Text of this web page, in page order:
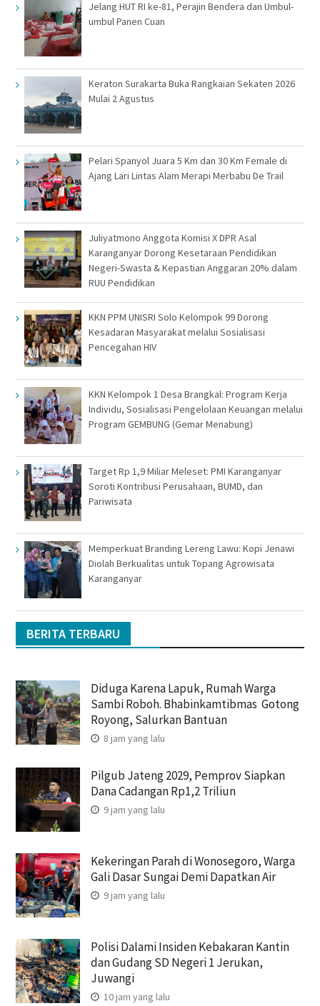
Jelang HUT RI ke-81, Perajin Bendera dan Umbul-
umbul Panen Cuan
Keraton Surakarta Buka Rangkaian Sekaten 2026
Mulai 2 Agustus
Pelari Spanyol Juara 5 Km dan 30 Km Female di
Ajang Lari Lintas Alam Merapi Merbabu De Trail
Juliyatmono Anggota Komisi X DPR Asal
Karanganyar Dorong Kesetaraan Pendidikan
Negeri-Swasta & Kepastian Anggaran 20% dalam
RUU Pendidikan
KKN PPM UNISRI Solo Kelompok 99 Dorong
Kesadaran Masyarakat melalui Sosialisasi
Pencegahan HIV
KKN Kelompok 1 Desa Brangkal: Program Kerja
Individu, Sosialisasi Pengelolaan Keuangan melalui
Program GEMBUNG (Gemar Menabung)
Target Rp 1,9 Miliar Meleset: PMI Karanganyar
Soroti Kontribusi Perusahaan, BUMD, dan
Pariwisata
Memperkuat Branding Lereng Lawu: Kopi Jenawi
Diolah Berkualitas untuk Topang Agrowisata
Karanganyar
BERITA TERBARU
Diduga Karena Lapuk, Rumah Warga
Sambi Roboh. Bhabinkamtibmas Gotong
Royong, Salurkan Bantuan
8 jam yang lalu
Pilgub Jateng 2029, Pemprov Siapkan
Dana Cadangan Rp1,2 Triliun
9 jam yang lalu
Kekeringan Parah di Wonosegoro, Warga
Gali Dasar Sungai Demi Dapatkan Air
9 jam yang lalu
Polisi Dalami Insiden Kebakaran Kantin
dan Gudang SD Negeri 1 Jerukan,
Juwangi
10 jam yang lalu